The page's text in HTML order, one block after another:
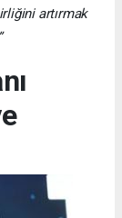
artırmak